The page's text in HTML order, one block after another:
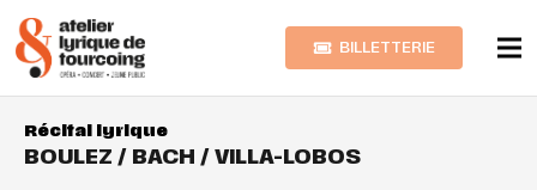
BILLETTERIE
Récital lyrique
BOULEZ / BACH / VILLA-LOBOS